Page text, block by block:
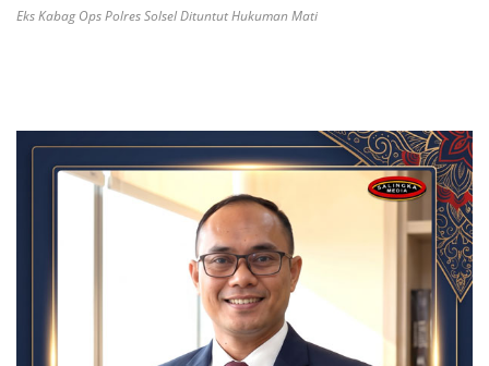
Eks Kabag Ops Polres Solsel Dituntut Hukuman Mati